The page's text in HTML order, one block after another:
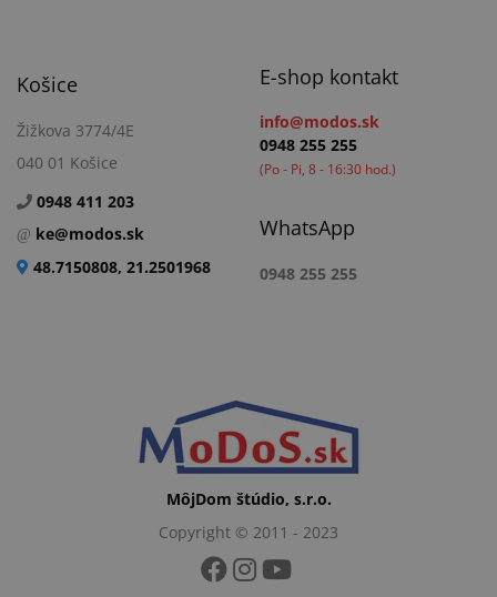
Košice
Žižkova 3774/4E
040 01 Košice
0948 411 203
ke@modos.sk
48.7150808, 21.2501968
E-shop kontakt
info@modos.sk
0948 255 255
(Po - Pi, 8 - 16:30 hod.)
WhatsApp
0948 255 255
MôjDom štúdio, s.r.o.
Copyright © 2011 - 2023